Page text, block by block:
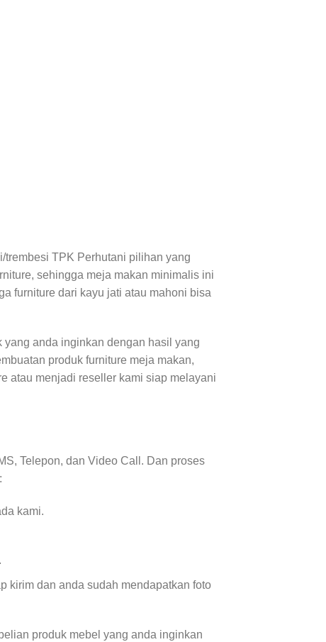
TPK Perhutani pilihan yang
sehingga meja makan minimalis ini
furniture dari kayu jati atau mahoni bisa
anda inginkan dengan hasil yang
produk furniture meja makan,
atau menjadi reseller kami siap melayani
Telepon, dan Video Call. Dan proses
kami.
kirim dan anda sudah mendapatkan foto
produk mebel yang anda inginkan